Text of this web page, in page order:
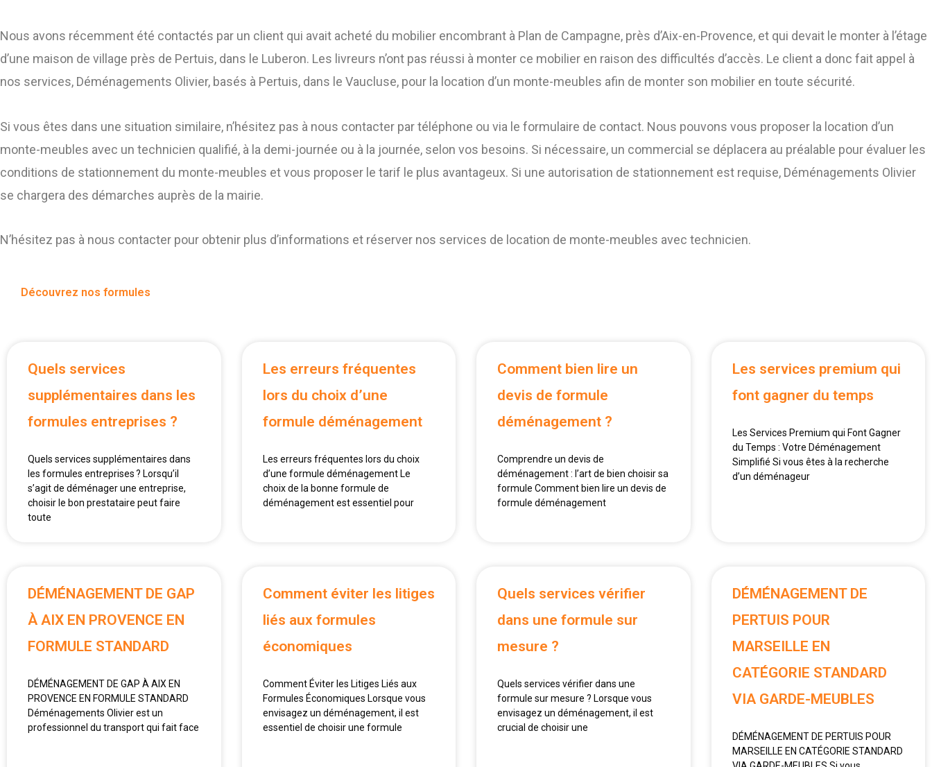
Nous avons récemment été contactés par un client qui avait acheté du mobilier encombrant à Plan de Campagne, près d’Aix-en-Provence, et qui devait le monter à l’étage
d’une maison de village près de Pertuis, dans le Luberon. Les livreurs n’ont pas réussi à monter ce mobilier en raison des difficultés d’accès. Le client a donc fait appel à
nos services, Déménagements Olivier, basés à Pertuis, dans le Vaucluse, pour la location d’un monte-meubles afin de monter son mobilier en toute sécurité.
Si vous êtes dans une situation similaire, n’hésitez pas à nous contacter par téléphone ou via le formulaire de contact. Nous pouvons vous proposer la location d’un
monte-meubles avec un technicien qualifié, à la demi-journée ou à la journée, selon vos besoins. Si nécessaire, un commercial se déplacera au préalable pour évaluer les
conditions de stationnement du monte-meubles et vous proposer le tarif le plus avantageux. Si une autorisation de stationnement est requise, Déménagements Olivier
se chargera des démarches auprès de la mairie.
N’hésitez pas à nous contacter pour obtenir plus d’informations et réserver nos services de location de monte-meubles avec technicien.
Découvrez nos formules
Quels services
supplémentaires dans les
formules entreprises ?
Quels services supplémentaires dans
les formules entreprises ? Lorsqu’il
s’agit de déménager une entreprise,
choisir le bon prestataire peut faire
toute
Les erreurs fréquentes
lors du choix d’une
formule déménagement
Les erreurs fréquentes lors du choix
d’une formule déménagement Le
choix de la bonne formule de
déménagement est essentiel pour
Comment bien lire un
devis de formule
déménagement ?
Comprendre un devis de
déménagement : l’art de bien choisir sa
formule Comment bien lire un devis de
formule déménagement
Les services premium qui
font gagner du temps
Les Services Premium qui Font Gagner
du Temps : Votre Déménagement
Simplifié Si vous êtes à la recherche
d’un déménageur
DÉMÉNAGEMENT DE GAP
À AIX EN PROVENCE EN
FORMULE STANDARD
DÉMÉNAGEMENT DE GAP À AIX EN
PROVENCE EN FORMULE STANDARD
Déménagements Olivier est un
professionnel du transport qui fait face
Comment éviter les litiges
liés aux formules
économiques
Comment Éviter les Litiges Liés aux
Formules Économiques Lorsque vous
envisagez un déménagement, il est
essentiel de choisir une formule
Quels services vérifier
dans une formule sur
mesure ?
Quels services vérifier dans une
formule sur mesure ? Lorsque vous
envisagez un déménagement, il est
crucial de choisir une
DÉMÉNAGEMENT DE
PERTUIS POUR
MARSEILLE EN
CATÉGORIE STANDARD
VIA GARDE-MEUBLES
DÉMÉNAGEMENT DE PERTUIS POUR
MARSEILLE EN CATÉGORIE STANDARD